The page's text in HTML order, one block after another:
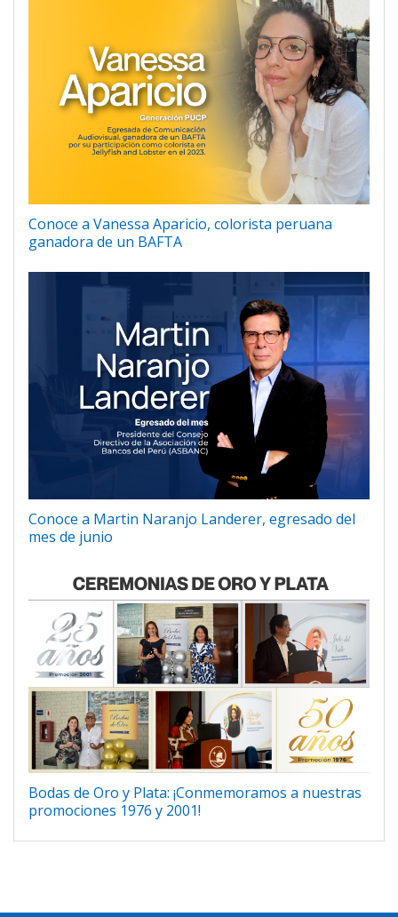
Conoce a Vanessa Aparicio, colorista peruana
ganadora de un BAFTA
Conoce a Martin Naranjo Landerer, egresado del
mes de junio
Bodas de Oro y Plata: ¡Conmemoramos a nuestras
promociones 1976 y 2001!